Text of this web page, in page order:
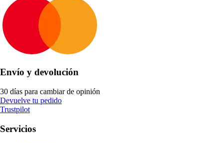
Envío y devolución
30 días para cambiar de opinión
Devuelve tu pedido
Trustpilot
Servicios